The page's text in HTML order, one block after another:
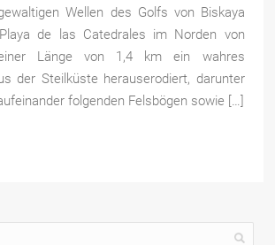
Wellen des Golfs von Biskaya
de las Catedrales im Norden von
Länge von 1,4 km ein wahres
der Steilküste herauserodiert, darunter
folgenden Felsbögen sowie […]